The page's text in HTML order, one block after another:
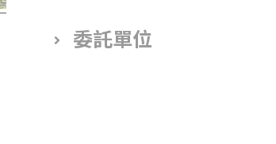
委託單位